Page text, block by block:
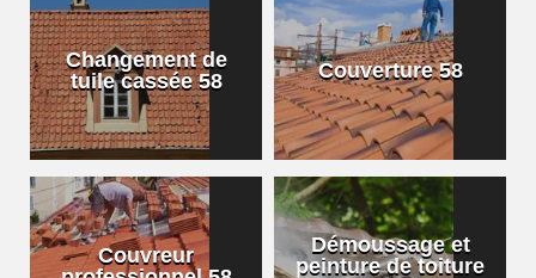
Changement de
tuile cassée 58
Couverture 58
Couvreur
Démoussage et
peinture de toiture